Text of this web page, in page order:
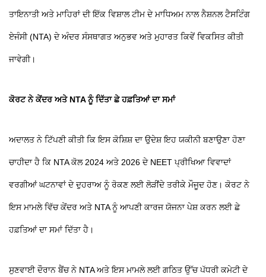
ਤਾਇਨਾਤੀ ਅਤੇ ਮਾਹਿਰਾਂ ਦੀ ਇੱਕ ਵਿਸ਼ਾਲ ਟੀਮ ਦੇ ਮਾਧਿਅਮ ਨਾਲ ਨੈਸ਼ਨਲ ਟੈਸਟਿੰਗ
ਏਜੰਸੀ (NTA) ਦੇ ਅੰਦਰ ਸੰਸਥਾਗਤ ਅਨੁਭਵ ਅਤੇ ਮੁਹਾਰਤ ਕਿਵੇਂ ਵਿਕਸਿਤ ਕੀਤੀ
ਜਾਵੇਗੀ।
ਕੋਰਟ ਨੇ ਕੇਂਦਰ ਅਤੇ NTA ਨੂੰ ਦਿੱਤਾ ਛੇ ਹਫ਼ਤਿਆਂ ਦਾ ਸਮਾਂ
ਅਦਾਲਤ ਨੇ ਟਿੱਪਣੀ ਕੀਤੀ ਕਿ ਇਸ ਕੋਸ਼ਿਸ਼ ਦਾ ਉਦੇਸ਼ ਇਹ ਯਕੀਨੀ ਬਣਾਉਣਾ ਹੋਣਾ
ਚਾਹੀਦਾ ਹੈ ਕਿ NTA ਕੋਲ 2024 ਅਤੇ 2026 ਦੇ NEET ਪ੍ਰੀਖਿਆ ਵਿਵਾਦਾਂ
ਵਰਗੀਆਂ ਘਟਨਾਵਾਂ ਦੇ ਦੁਹਰਾਅ ਨੂੰ ਰੋਕਣ ਲਈ ਲੋੜੀਂਦੇ ਤਰੀਕੇ ਮੌਜੂਦ ਹੋਣ। ਕੋਰਟ ਨੇ
ਇਸ ਮਾਮਲੇ ਵਿੱਚ ਕੇਂਦਰ ਅਤੇ NTA ਨੂੰ ਆਪਣੀ ਕਾਰਜ ਯੋਜਨਾ ਪੇਸ਼ ਕਰਨ ਲਈ ਛੇ
ਹਫ਼ਤਿਆਂ ਦਾ ਸਮਾਂ ਦਿੱਤਾ ਹੈ।
ਸੁਣਵਾਈ ਦੌਰਾਨ ਬੈਂਚ ਨੇ NTA ਅਤੇ ਇਸ ਮਾਮਲੇ ਲਈ ਗਠਿਤ ਉੱਚ ਪੱਧਰੀ ਕਮੇਟੀ ਦੇ